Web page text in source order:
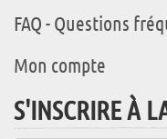
FAQ - Questions
Mon compte
S'INSCRIRE À